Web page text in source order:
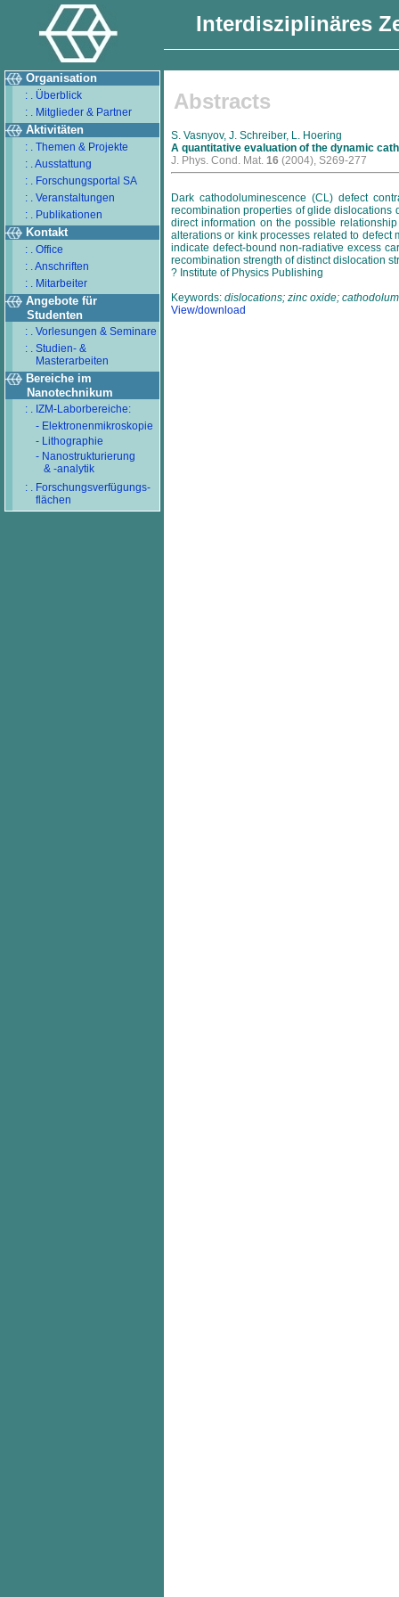
Interdisziplinäres
Organisation
: . Überblick
: . Mitglieder & Partner
Aktivitäten
: . Themen & Projekte
: . Ausstattung
: . Forschungsportal SA
: . Veranstaltungen
: . Publikationen
Kontakt
: . Office
: . Anschriften
: . Mitarbeiter
Angebote für
Studenten
: . Vorlesungen & Seminare
: . Studien- &
Masterarbeiten
Bereiche im
Nanotechnikum
: . IZM-Laborbereiche:
- Elektronenmikroskopie
- Lithographie
- Nanostrukturierung
& -analytik
: . Forschungsverfügungs-
flächen
Abstracts
S. Vasnyov, J. Schreiber, L. Hoering
A quantitative evaluation of the dynamic
J. Phys. Cond. Mat. 16 (2004), S269-277
Dark cathodoluminescence (CL) defect
recombination properties of glide dislocations
direct information on the possible
alterations or kink processes related to defect
indicate defect-bound non-radiative excess
recombination strength of distinct dislocation
? Institute of Physics Publishing
Keywords: dislocations; zinc oxide;
View/download